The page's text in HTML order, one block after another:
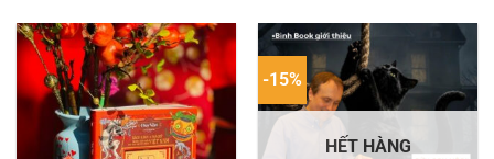
-15%
HẾT HÀNG